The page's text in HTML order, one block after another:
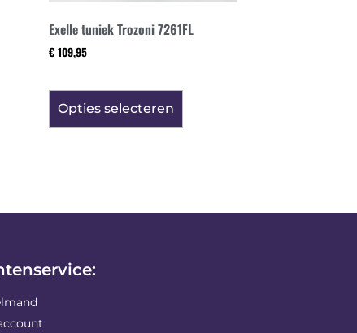
Exelle tuniek Trozoni 7261FL
€ 109,95
Opties selecteren